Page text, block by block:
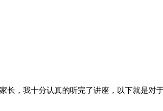
，我十分认真的听完了讲座，以下就是对